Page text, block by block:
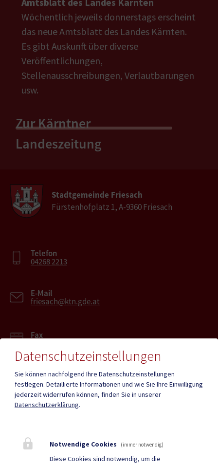
Wöchentlich jeweils donnerstags erscheint
das neue Amtsblatt des Landes Kärnten.
Es gibt Auskunft über diverse
Veröffentlichungen,
Stellenausschreibungen, Verlautbarungen
usw.
Zur Kärntner
Landeszeitung
Stadtgemeinde Friesach
Fürstenhofplatz 1, A-9360 Friesach
Telefon
04268 2213
E-Mail
friesach@ktn.gde.at
Fax
Mehr
Quicklinks
Geko digital Gemeinde-
Tourismus
Datenschutzeinstellungen
Sie können nachfolgend Ihre Datenschutzeinstellungen
festlegen. Detaillierte Informationen und wie Sie Ihre Einwilligung
jederzeit widerrufen können, finden Sie in unserer
Datenschutzerklärung.
Notwendige Cookies (immer notwendig)
Diese Cookies sind notwendig, um die